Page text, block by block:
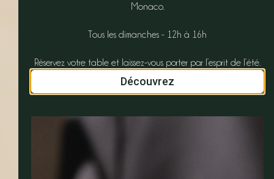
Monaco.
Tous les dimanches - 12h à 16h
Réservez votre table et laissez-vous porter par l’esprit de l’été.
Découvrez